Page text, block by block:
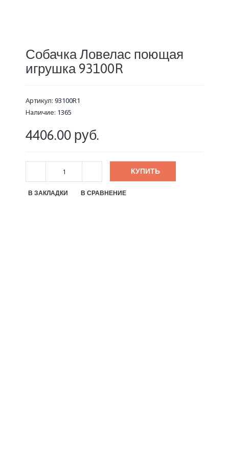
Собачка Ловелас поющая
игрушка 93100R
Артикул: 93100R1
Наличие: 1365
4406.00 руб.
КУПИТЬ
В ЗАКЛАДКИ В СРАВНЕНИЕ